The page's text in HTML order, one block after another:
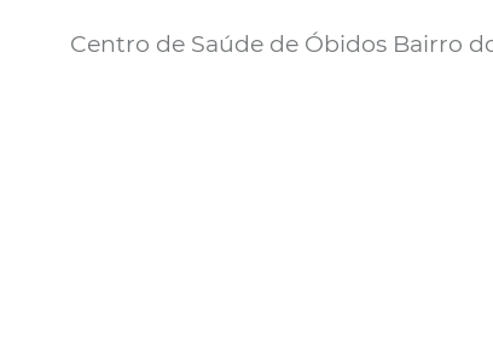
Centro de Saúde de Óbidos Bairro